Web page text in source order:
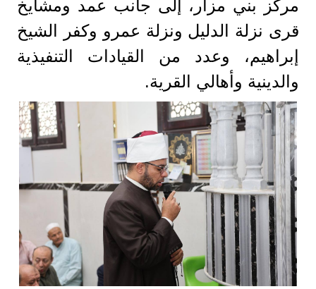
مركز بني مزار، إلى جانب عمد ومشايخ
قرى نزلة الدليل ونزلة عمرو وكفر الشيخ
إبراهيم، وعدد من القيادات التنفيذية
والدينية وأهالي القرية.